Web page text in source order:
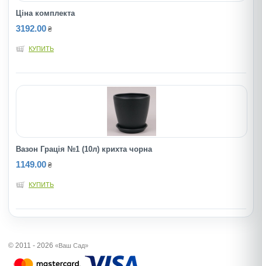
Ціна комплекта
3192.00 ₴
КУПИТЬ
Вазон Грація №1 (10л) крихта чорна
1149.00 ₴
КУПИТЬ
© 2011 - 2026 «Ваш Сад»